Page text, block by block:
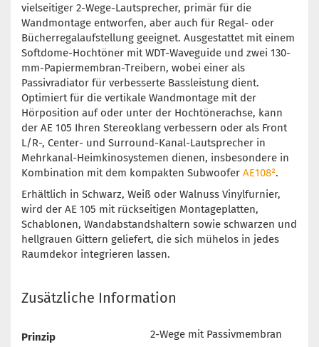
vielseitiger 2-Wege-Lautsprecher, primär für die
Wandmontage entworfen, aber auch für Regal- oder
Bücherregalaufstellung geeignet. Ausgestattet mit einem
Softdome-Hochtöner mit WDT-Waveguide und zwei 130-
mm-Papiermembran-Treibern, wobei einer als
Passivradiator für verbesserte Bassleistung dient.
Optimiert für die vertikale Wandmontage mit der
Hörposition auf oder unter der Hochtönerachse, kann
der AE 105 Ihren Stereoklang verbessern oder als Front
L/R-, Center- und Surround-Kanal-Lautsprecher in
Mehrkanal-Heimkinosystemen dienen, insbesondere in
Kombination mit dem kompakten Subwoofer AE108².
Erhältlich in Schwarz, Weiß oder Walnuss Vinylfurnier,
wird der AE 105 mit rückseitigen Montageplatten,
Schablonen, Wandabstandshaltern sowie schwarzen und
hellgrauen Gittern geliefert, die sich mühelos in jedes
Raumdekor integrieren lassen.
Zusätzliche Information
Prinzip
2-Wege mit Passivmembran